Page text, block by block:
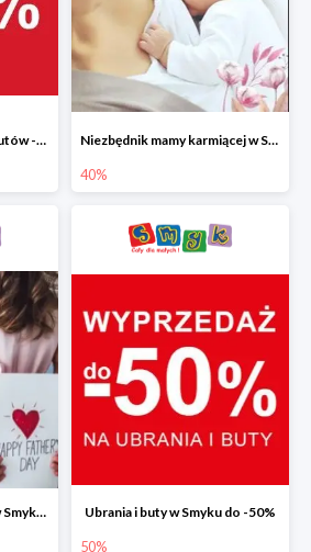
Cała wyprzedaż ubrań i butów -50% Niezbędnik mamy karmiącej w Smyku do -40%
40%
Prezenty na Dzień Ojca w Smyku do -40% Ubrania i buty w Smyku do -50%
50%